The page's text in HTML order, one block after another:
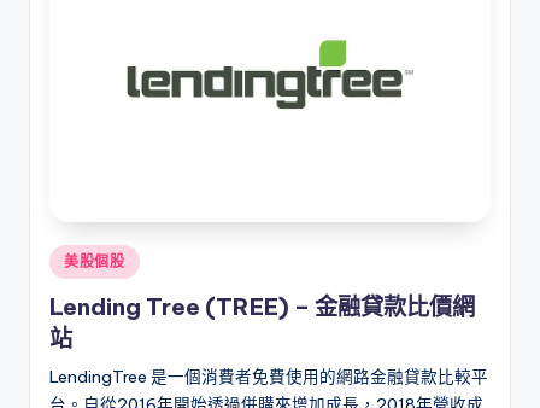
Posted
in
美股個股
Lending Tree (TREE) – 金融貸款比價網
站
LendingTree 是一個消費者免費使用的網路金融貸款比較平